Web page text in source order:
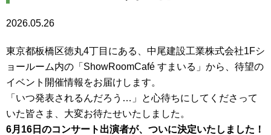
2026.05.26
東京都板橋区徳丸4丁目にある、中尾建設工業株式会社1Fシ
ョールーム内の「ShowRoomCafé すまいる」から、待望の
イベント開催情報をお届けします。
「いつ発表されるんだろう…」と心待ちにしてくださって
いた皆さま、大変お待たせいたしました。
6月16日のコンサート出演者が、ついに決定いたしました！